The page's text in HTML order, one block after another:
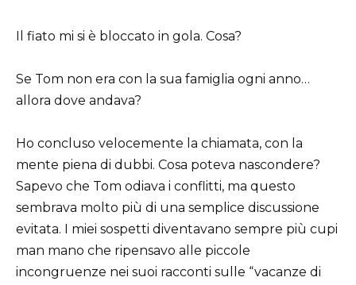
Il fiato mi si è bloccato in gola. Cosa?
Se Tom non era con la sua famiglia ogni anno…
allora dove andava?
Ho concluso velocemente la chiamata, con la
mente piena di dubbi. Cosa poteva nascondere?
Sapevo che Tom odiava i conflitti, ma questo
sembrava molto più di una semplice discussione
evitata. I miei sospetti diventavano sempre più cupi
man mano che ripensavo alle piccole
incongruenze nei suoi racconti sulle “vacanze di